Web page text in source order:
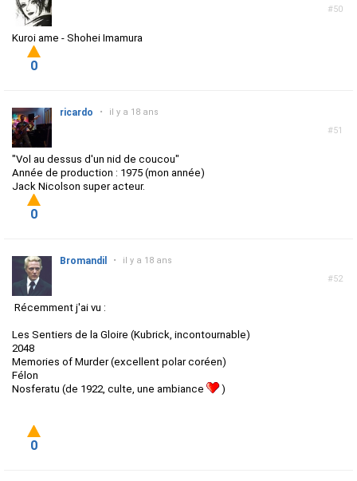
#50
Kuroi ame - Shohei Imamura
0
#51
ricardo • il y a 18 ans
"Vol au dessus d'un nid de coucou"
Année de production : 1975 (mon année)
Jack Nicolson super acteur.
0
#52
Bromandil • il y a 18 ans
Récemment j'ai vu :
Les Sentiers de la Gloire (Kubrick, incontournable)
2048
Memories of Murder (excellent polar coréen)
Félon
Nosferatu (de 1922, culte, une ambiance
)
0